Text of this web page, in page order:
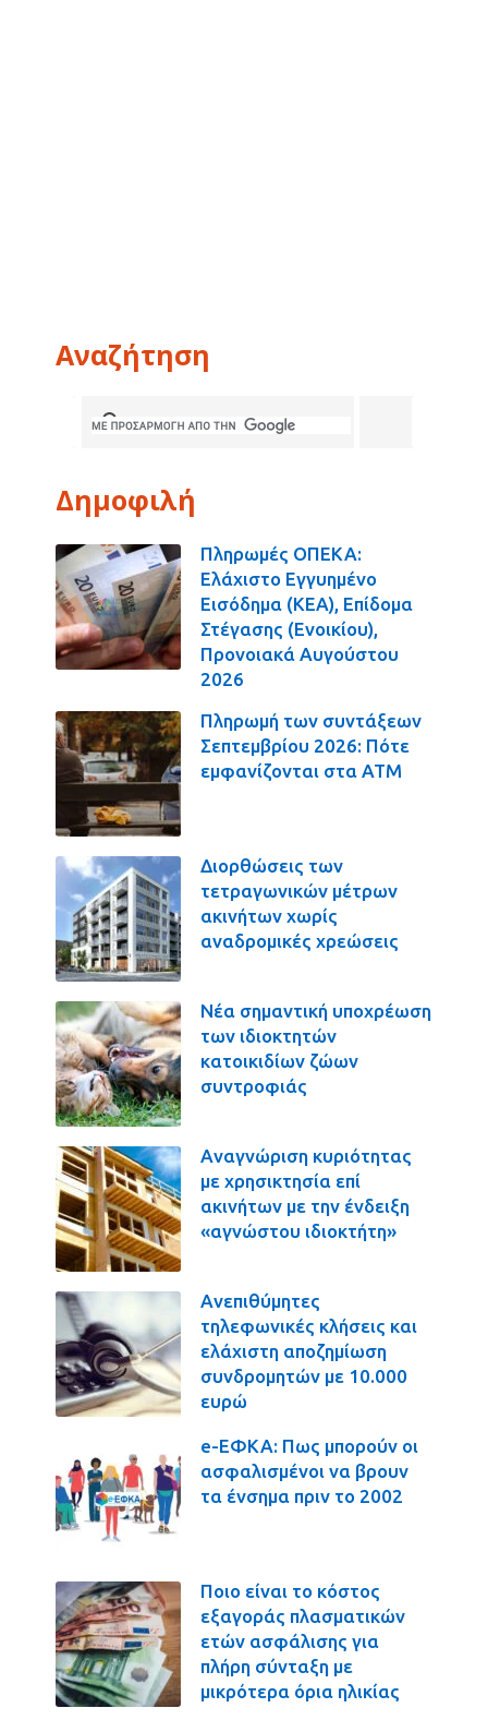
Αναζήτηση
Δημοφιλή
Πληρωμές ΟΠΕΚΑ:
Ελάχιστο Εγγυημένο
Εισόδημα (ΚΕΑ), Επίδομα
Στέγασης (Ενοικίου),
Προνοιακά Αυγούστου
2026
Πληρωμή των συντάξεων
Σεπτεμβρίου 2026: Πότε
εμφανίζονται στα ΑΤΜ
Διορθώσεις των
τετραγωνικών μέτρων
ακινήτων χωρίς
αναδρομικές χρεώσεις
Νέα σημαντική υποχρέωση
των ιδιοκτητών
κατοικιδίων ζώων
συντροφιάς
Αναγνώριση κυριότητας
με χρησικτησία επί
ακινήτων με την ένδειξη
«αγνώστου ιδιοκτήτη»
Ανεπιθύμητες
τηλεφωνικές κλήσεις και
ελάχιστη αποζημίωση
συνδρομητών με 10.000
ευρώ
e-ΕΦΚΑ: Πως μπορούν οι
ασφαλισμένοι να βρουν
τα ένσημα πριν το 2002
Ποιο είναι το κόστος
εξαγοράς πλασματικών
ετών ασφάλισης για
πλήρη σύνταξη με
μικρότερα όρια ηλικίας